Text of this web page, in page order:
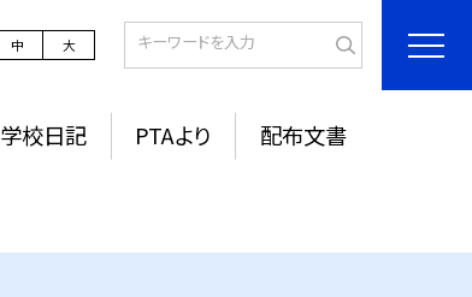
中 大
学校日記 PTAより 配布文書